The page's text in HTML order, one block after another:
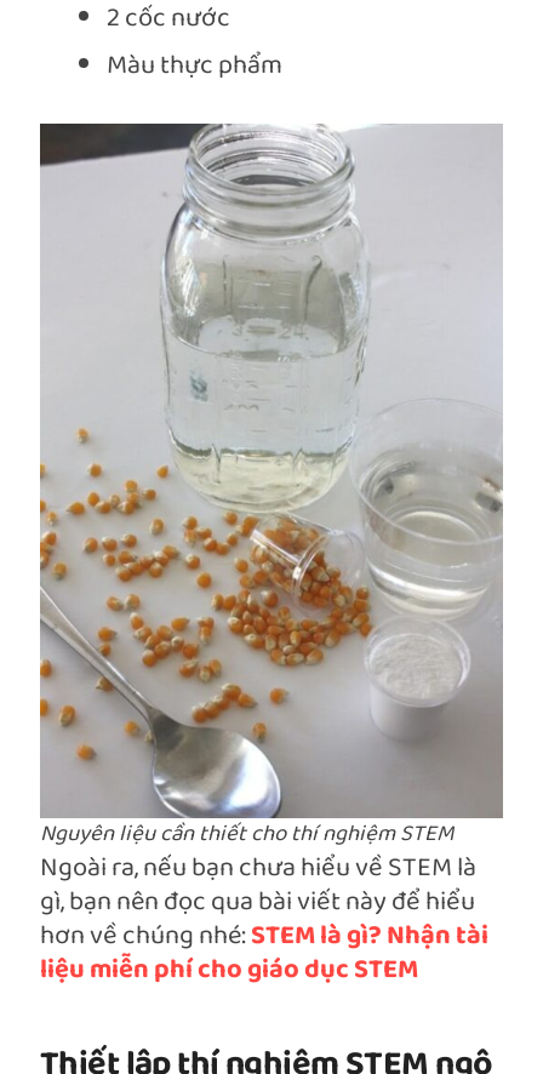
2 cốc nước
Màu thực phẩm
Nguyên liệu cần thiết cho thí nghiệm STEM
Ngoài ra, nếu bạn chưa hiểu về STEM là
gì, bạn nên đọc qua bài viết này để hiểu
hơn về chúng nhé:STEM là gì? Nhận tài
liệu miễn phí cho giáo dục STEM